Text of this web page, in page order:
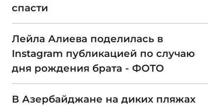
спасти
Лейла Алиева поделилась в
Instagram публикацией по случаю
дня рождения брата - ФОТО
В Азербайджане на диких пляжах